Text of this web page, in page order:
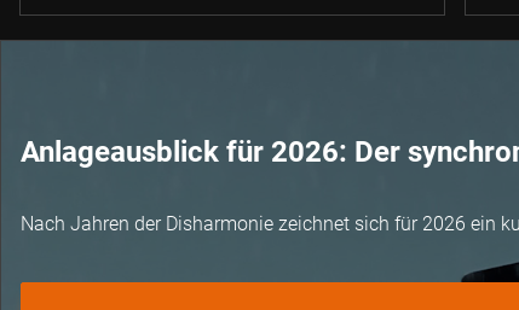
Anlageausblick für 2026: Der
Nach Jahren der Disharmonie zeichnet sich für 2026 ein